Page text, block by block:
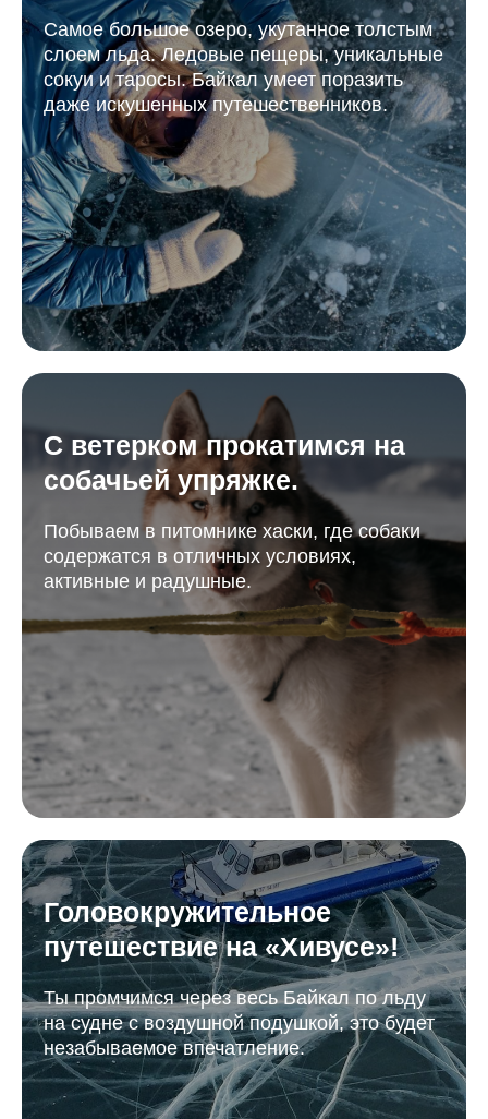
Самое большое озеро, укутанное толстым
слоем льда. Ледовые пещеры, уникальные
сокуи и таросы. Байкал умеет поразить
даже искушенных путешественников.
С ветерком прокатимся на
собачьей упряжке.
Побываем в питомнике хаски, где собаки
содержатся в отличных условиях,
активные и радушные.
Головокружительное
путешествие на «Хивусе»!
Ты промчимся через весь Байкал по льду
на судне с воздушной подушкой, это будет
незабываемое впечатление.